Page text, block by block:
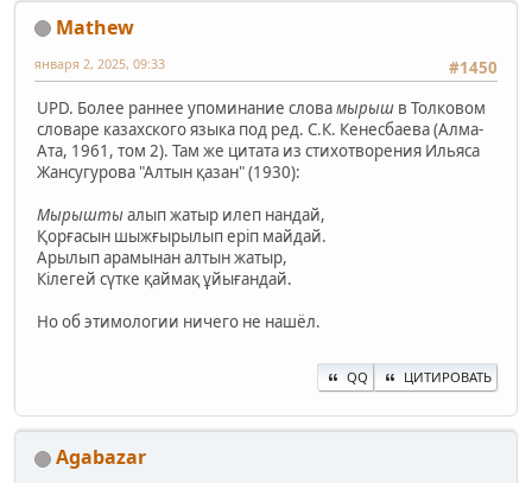
Mathew
#1450
января 2, 2025, 09:33
UPD. Более раннее упоминание словамырыш в Толковом
словаре казахского языка под ред. С.К. Кенесбаева (Алма-
Ата, 1961, том 2). Там же цитата из стихотворения Ильяса
Жансугурова "Алтын қазан" (1930):
Мырыштыалып жатыр илеп нандай,
Қорғасын шыжғырылып еріп майдай.
Арылып арамынан алтын жатыр,
Кілегей сүтке қаймақ ұйығандай.
Но об этимологии ничего не нашёл.
QQ ЦИТИРОВАТЬ
Agabazar